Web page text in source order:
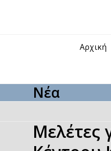
Αρχική
Νέα
Μελέτες